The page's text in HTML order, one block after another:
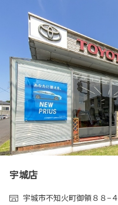
宇城店
宇城市不知火町御領８８−４